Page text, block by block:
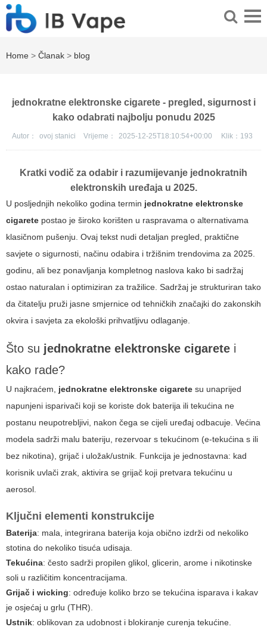
Home > Članak > blog
jednokratne elektronske cigarete - pregled, sigurnost i
kako odabrati najbolju ponudu 2025
Autor： ovoj stanici Vrijeme： 2025-12-25T18:10:54+00:00 Klik： 193
Kratki vodič za odabir i razumijevanje jednokratnih
elektronskih uređaja u 2025.
U posljednjih nekoliko godina termin jednokratne elektronske
cigarete postao je široko korišten u raspravama o alternativama
klasičnom pušenju. Ovaj tekst nudi detaljan pregled, praktične
savjete o sigurnosti, načinu odabira i tržišnim trendovima za 2025.
godinu, ali bez ponavljanja kompletnog naslova kako bi sadržaj
ostao naturalan i optimiziran za tražilice. Sadržaj je strukturiran tako
da čitatelju pruži jasne smjernice od tehničkih značajki do zakonskih
okvira i savjeta za ekološki prihvatljivu odlaganje.
Što su jednokratne elektronske cigarete i
kako rade?
U najkraćem, jednokratne elektronske cigarete su unaprijed
napunjeni isparivači koji se koriste dok baterija ili tekućina ne
postanu neupotrebljivi, nakon čega se cijeli uređaj odbacuje. Većina
modela sadrži malu bateriju, rezervoar s tekućinom (e-tekućina s ili
bez nikotina), grijač i uložak/ustnik. Funkcija je jednostavna: kad
korisnik uvlači zrak, aktivira se grijač koji pretvara tekućinu u
aerosol.
Ključni elementi konstrukcije
Baterija: mala, integrirana baterija koja obično izdrži od nekoliko
stotina do nekoliko tisuća udisaja.
Tekućina: često sadrži propilen glikol, glicerin, arome i nikotinske
soli u različitim koncentracijama.
Grijač i wicking: određuje koliko brzo se tekućina isparava i kakav
je osjećaj u grlu (THR).
Ustnik: oblikovan za udobnost i blokiranje curenja tekućine.